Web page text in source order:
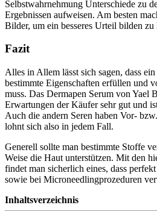
Selbstwahrnehmung Unterschiede zu
Ergebnissen aufweisen. Am besten
Bilder, um ein besseres Urteil bilden zu
Fazit
Alles in Allem lässt sich sagen, dass
bestimmte Eigenschaften erfüllen und
muss. Das Dermapen Serum von Yael
Erwartungen der Käufer sehr gut und
Auch die andern Seren haben Vor-
lohnt sich also in jedem Fall.
Generell sollte man bestimmte Stoffe
Weise die Haut unterstützen. Mit den
findet man sicherlich eines, dass
sowie bei Microneedlingprozeduren
Inhaltsverzeichnis